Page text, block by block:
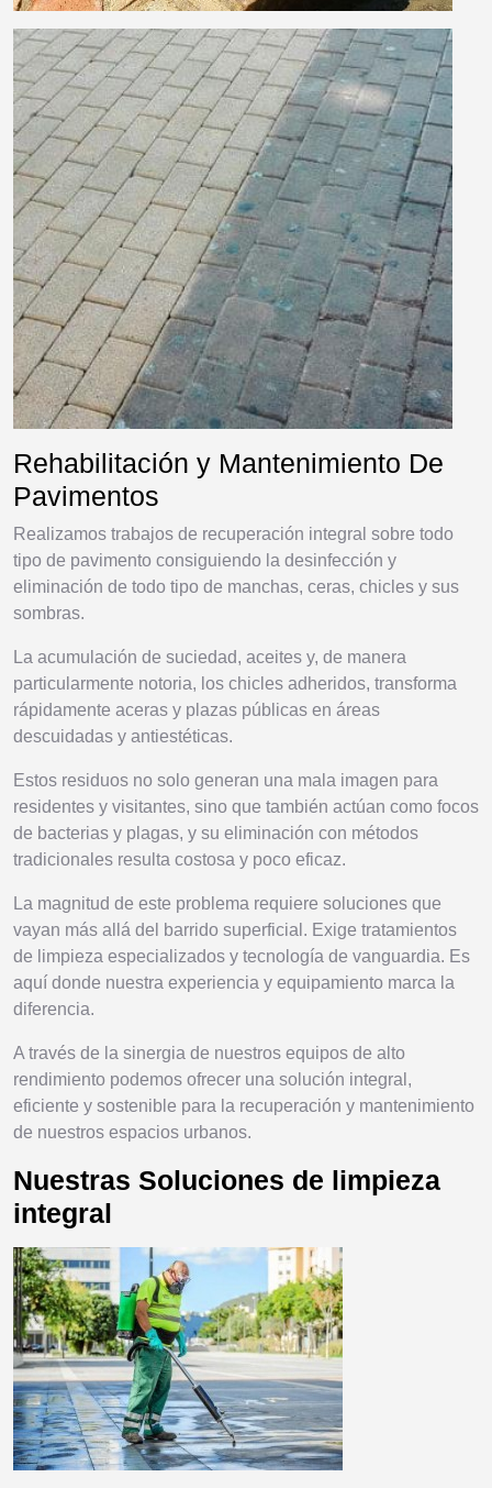
Rehabilitación y Mantenimiento De
Pavimentos
Realizamos trabajos de recuperación integral sobre todo
tipo de pavimento consiguiendo la desinfección y
eliminación de todo tipo de manchas, ceras, chicles y sus
sombras.
La acumulación de suciedad, aceites y, de manera
particularmente notoria, los chicles adheridos, transforma
rápidamente aceras y plazas públicas en áreas
descuidadas y antiestéticas.
Estos residuos no solo generan una mala imagen para
residentes y visitantes, sino que también actúan como focos
de bacterias y plagas, y su eliminación con métodos
tradicionales resulta costosa y poco eficaz.
La magnitud de este problema requiere soluciones que
vayan más allá del barrido superficial. Exige tratamientos
de limpieza especializados y tecnología de vanguardia. Es
aquí donde nuestra experiencia y equipamiento marca la
diferencia.
A través de la sinergia de nuestros equipos de alto
rendimiento podemos ofrecer una solución integral,
eficiente y sostenible para la recuperación y mantenimiento
de nuestros espacios urbanos.
Nuestras Soluciones de limpieza
integral